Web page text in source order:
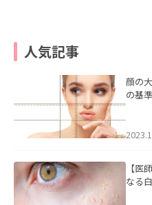
人気記事
顔の
の基
【医
なる